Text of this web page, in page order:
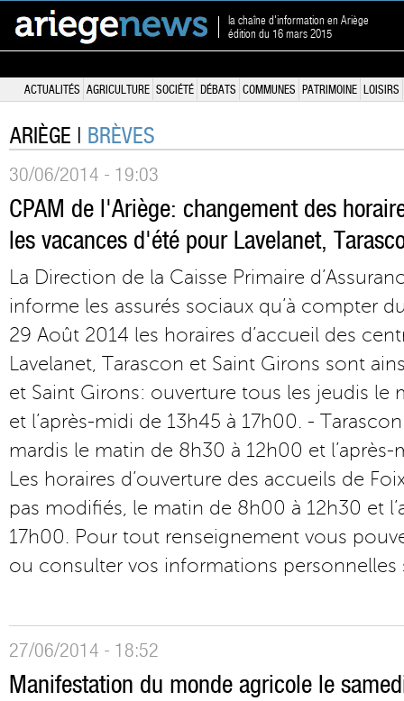
la chaîne d'information en Ariège
édition du 16 mars 2015
ACTUALITÉS AGRICULTURE SOCIÉTÉ DÉBATS COMMUNES PATRIMOINE LOISIRS
ARIÈGE | BRÈVES
30/06/2014 - 19:03
CPAM de l'Ariège: changement des
les vacances d'été pour Lavelanet,
La Direction de la Caisse Primaire
informe les assurés sociaux qu’à compter
29 Août 2014 les horaires d’accueil des
Lavelanet, Tarascon et Saint Girons sont
et Saint Girons: ouverture tous les jeudis le
et l’après-midi de 13h45 à 17h00. -
mardis le matin de 8h30 à 12h00 et
Les horaires d’ouverture des accueils de
pas modifiés, le matin de 8h00 à 12h30 et
17h00. Pour tout renseignement vous
ou consulter vos informations personnelles
27/06/2014 - 18:52
Manifestation du monde agricole le